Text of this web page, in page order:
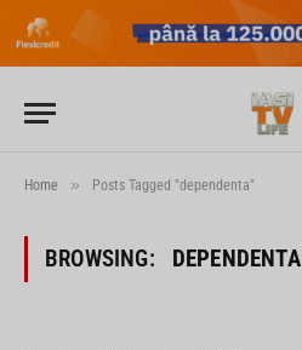
Home » Posts Tagged "dependenta"
BROWSING: DEPENDENTA